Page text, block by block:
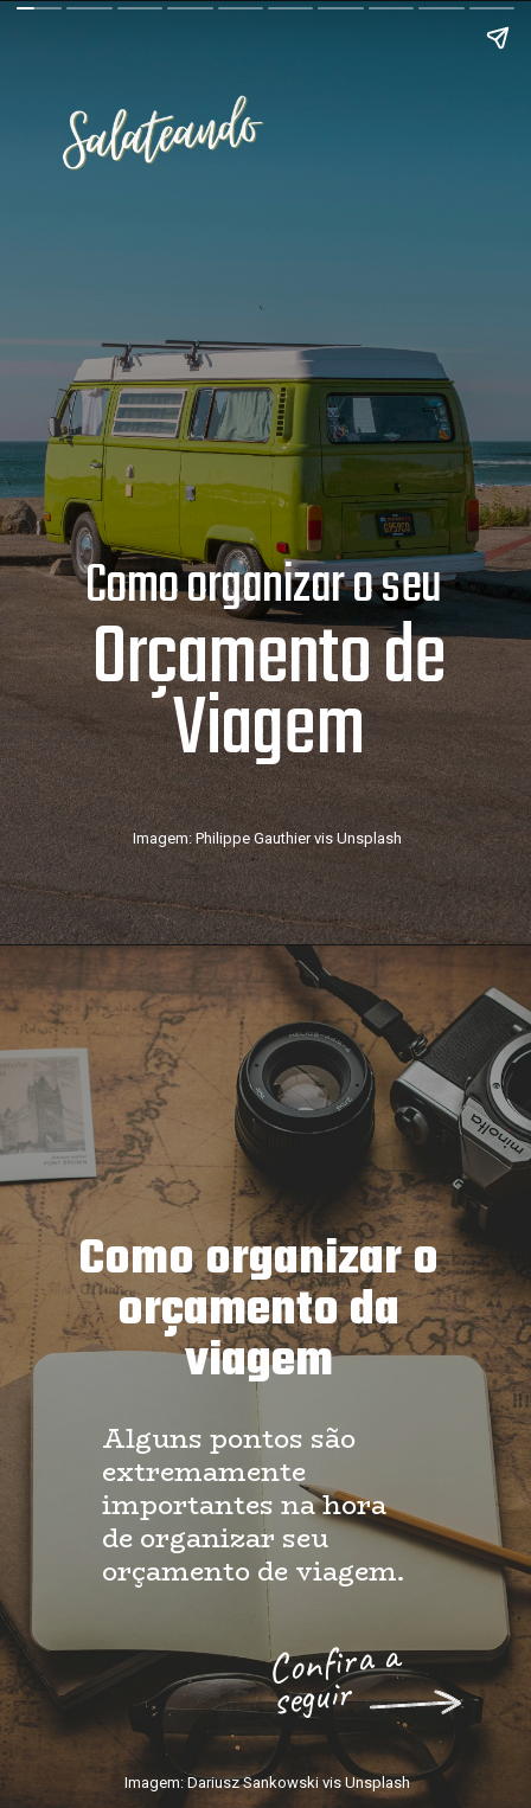
Orçamento de
Viagem
Imagem: Philippe Gauthier vis Unsplash
Como organizar o seu
Como organizar o
orçamento da
viagem
Alguns pontos são
extremamente
importantes na hora
de organizar seu
orçamento de viagem.
Confira a
seguir
Imagem: Dariusz Sankowski vis Unsplash